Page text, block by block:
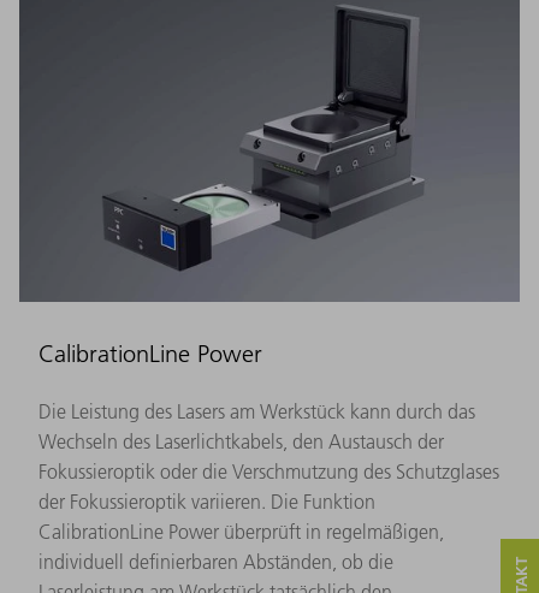
CalibrationLine Power
Die Leistung des Lasers am Werkstück kann durch das
Wechseln des Laserlichtkabels, den Austausch der
Fokussieroptik oder die Verschmutzung des Schutzglases
der Fokussieroptik variieren. Die Funktion
CalibrationLine Power überprüft in regelmäßigen,
individuell definierbaren Abständen, ob die